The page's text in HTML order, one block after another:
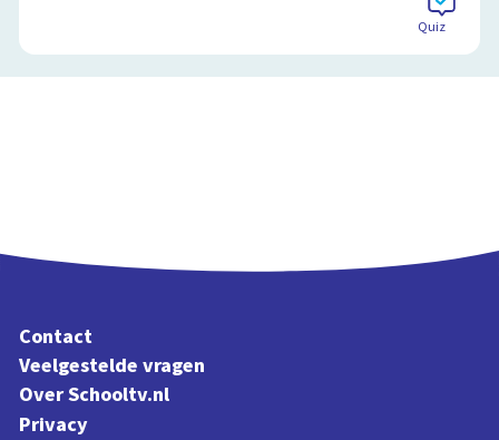
Quiz
Contact
Veelgestelde vragen
Over Schooltv.nl
Privacy